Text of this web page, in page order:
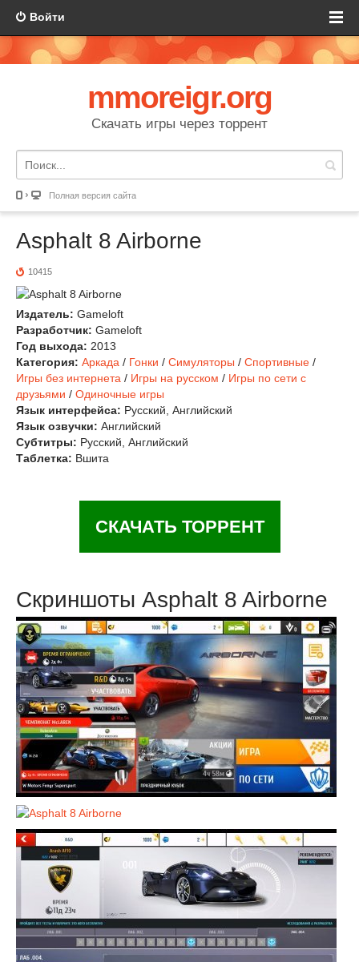
Войти
mmoreigr.org
Скачать игры через торрент
Полная версия сайта
Asphalt 8 Airborne
10415
Издатель: Gameloft
Разработчик: Gameloft
Год выхода: 2013
Категория: Аркада / Гонки / Симуляторы / Спортивные /
Игры без интернета / Игры на русском / Игры по сети с
друзьями / Одиночные игры
Язык интерфейса: Русский, Английский
Язык озвучки: Английский
Субтитры: Русский, Английский
Таблетка: Вшита
СКАЧАТЬ ТОРРЕНТ
Скриншоты Asphalt 8 Airborne